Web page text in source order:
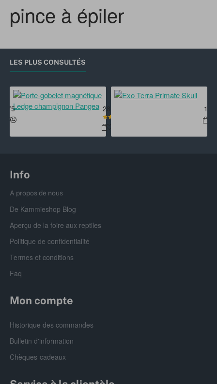
pince à épiler
LES PLUS CONSULTÉS
Droitiers
Braplast Box 1,3l
1.75
Porte-gobelet magnétique Ledge
28.95
Info
A propos de nous
De Kammieshop Blog
Aperçu de la foire aux reptiles
Politique de confidentialité
Termes et conditions
Faq
Mon compte
Historique des commandes
Bulletin d'information
Chèques-cadeaux